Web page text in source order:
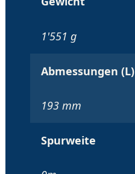
1'551 g
Abmessungen (L)
193 mm
Spurweite